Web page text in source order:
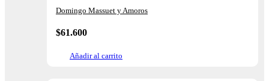
Domingo Massuet y Amoros
$61.600
Añadir al carrito